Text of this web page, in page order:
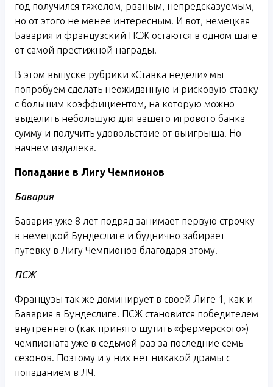
год получился тяжелом, рваным, непредсказуемым,
но от этого не менее интересным. И вот, немецкая
Бавария и французский ПСЖ остаются в одном шаге
от самой престижной награды.
В этом выпуске рубрики «Ставка недели» мы
попробуем сделать неожиданную и рисковую ставку
с большим коэффициентом, на которую можно
выделить небольшую для вашего игрового банка
сумму и получить удовольствие от выигрыша! Но
начнем издалека.
Попадание в Лигу Чемпионов
Бавария
Бавария уже 8 лет подряд занимает первую строчку
в немецкой Бундеслиге и буднично забирает
путевку в Лигу Чемпионов благодаря этому.
ПСЖ
Французы так же доминирует в своей Лиге 1, как и
Бавария в Бундеслиге. ПСЖ становится победителем
внутреннего (как принято шутить «фермерского»)
чемпионата уже в седьмой раз за последние семь
сезонов. Поэтому и у них нет никакой драмы с
попаданием в ЛЧ.